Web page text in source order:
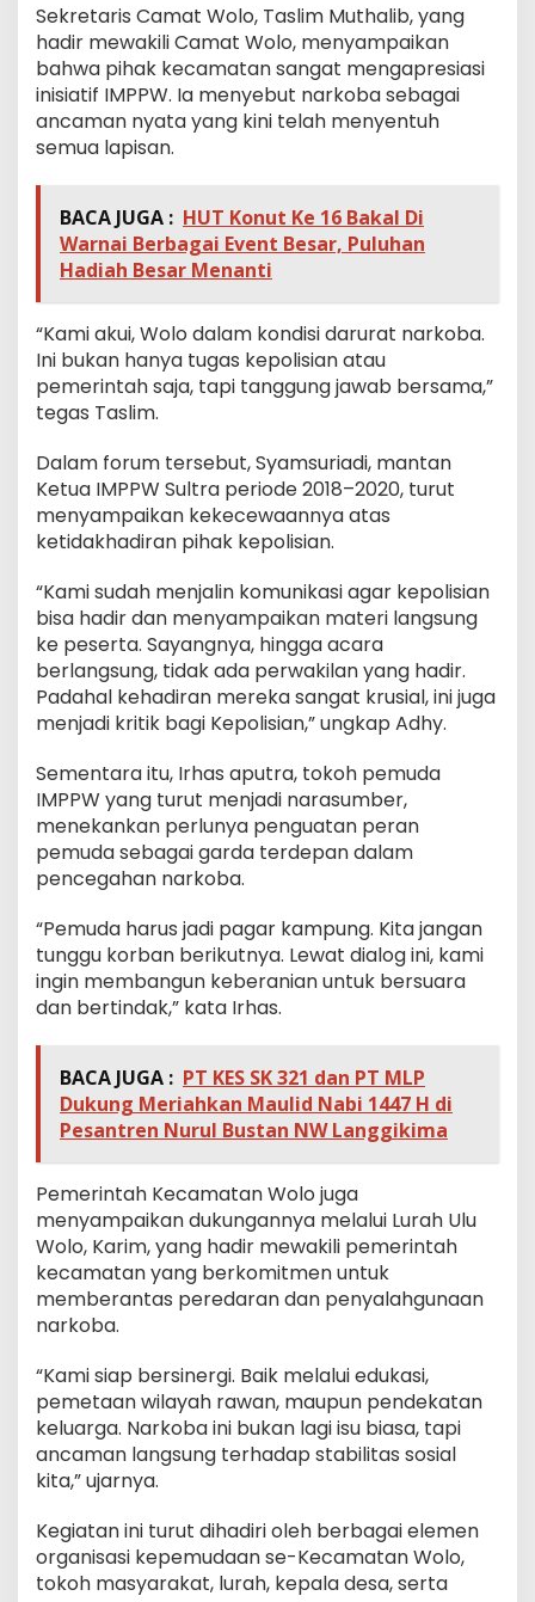
Sekretaris Camat Wolo, Taslim Muthalib, yang
hadir mewakili Camat Wolo, menyampaikan
bahwa pihak kecamatan sangat mengapresiasi
inisiatif IMPPW. Ia menyebut narkoba sebagai
ancaman nyata yang kini telah menyentuh
semua lapisan.
BACA JUGA : HUT Konut Ke 16 Bakal Di
Warnai Berbagai Event Besar, Puluhan
Hadiah Besar Menanti
“Kami akui, Wolo dalam kondisi darurat narkoba.
Ini bukan hanya tugas kepolisian atau
pemerintah saja, tapi tanggung jawab bersama,”
tegas Taslim.
Dalam forum tersebut, Syamsuriadi, mantan
Ketua IMPPW Sultra periode 2018–2020, turut
menyampaikan kekecewaannya atas
ketidakhadiran pihak kepolisian.
“Kami sudah menjalin komunikasi agar kepolisian
bisa hadir dan menyampaikan materi langsung
ke peserta. Sayangnya, hingga acara
berlangsung, tidak ada perwakilan yang hadir.
Padahal kehadiran mereka sangat krusial, ini juga
menjadi kritik bagi Kepolisian,” ungkap Adhy.
Sementara itu, Irhas aputra, tokoh pemuda
IMPPW yang turut menjadi narasumber,
menekankan perlunya penguatan peran
pemuda sebagai garda terdepan dalam
pencegahan narkoba.
“Pemuda harus jadi pagar kampung. Kita jangan
tunggu korban berikutnya. Lewat dialog ini, kami
ingin membangun keberanian untuk bersuara
dan bertindak,” kata Irhas.
BACA JUGA : PT KES SK 321 dan PT MLP
Dukung Meriahkan Maulid Nabi 1447 H di
Pesantren Nurul Bustan NW Langgikima
Pemerintah Kecamatan Wolo juga
menyampaikan dukungannya melalui Lurah Ulu
Wolo, Karim, yang hadir mewakili pemerintah
kecamatan yang berkomitmen untuk
memberantas peredaran dan penyalahgunaan
narkoba.
“Kami siap bersinergi. Baik melalui edukasi,
pemetaan wilayah rawan, maupun pendekatan
keluarga. Narkoba ini bukan lagi isu biasa, tapi
ancaman langsung terhadap stabilitas sosial
kita,” ujarnya.
Kegiatan ini turut dihadiri oleh berbagai elemen
organisasi kepemudaan se-Kecamatan Wolo,
tokoh masyarakat, lurah, kepala desa, serta